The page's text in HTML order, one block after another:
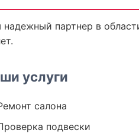
надежный партнер в
услуги
салона
подвески